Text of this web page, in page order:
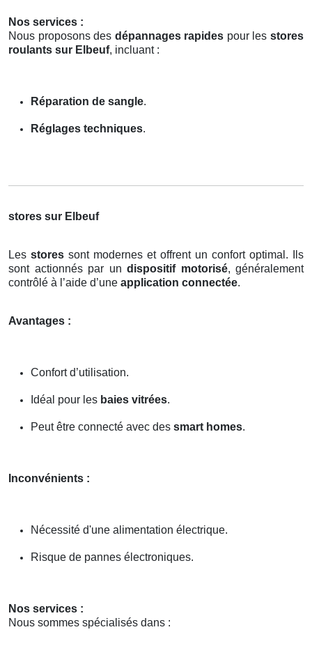
Nos services :
Nous proposons des dépannages rapides pour lesstores
roulants sur Elbeuf, incluant :
Réparation de sangle.
Réglages techniques.
stores sur Elbeuf
Les stores sont modernes et offrent un confort optimal. Ils
sont actionnés par un dispositif motorisé, généralement
contrôlé à l’aide d’une application connectée.
Avantages :
Confort d’utilisation.
Idéal pour les baies vitrées.
Peut être connecté avec des smart homes.
Inconvénients :
Nécessité d'une alimentation électrique.
Risque de pannes électroniques.
Nos services :
Nous sommes spécialisés dans :